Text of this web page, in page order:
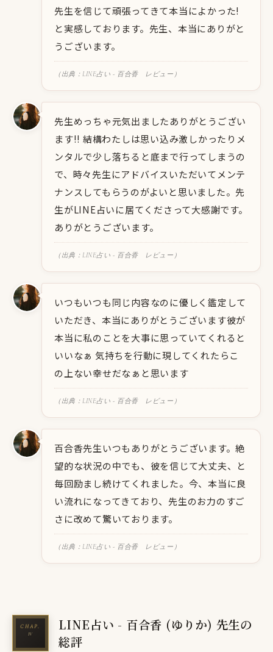
先生を信じて頑張ってきて本当によかった!
と実感しております。先生、本当にありがと
うございます。
（出典：LINE占い - 百合香 レビュー）
先生めっちゃ元気出ましたありがとうござい
ます!! 結構わたしは思い込み激しかったりメ
ンタルで少し落ちると底まで行ってしまうの
で、時々先生にアドバイスいただいてメンテ
ナンスしてもらうのがよいと思いました。先
生がLINE占いに居てくださって大感謝です。
ありがとうございます。
（出典：LINE占い - 百合香 レビュー）
いつもいつも同じ内容なのに優しく鑑定して
いただき、本当にありがとうございます彼が
本当に私のことを大事に思っていてくれると
いいなぁ 気持ちを行動に現してくれたらこ
の上ない幸せだなぁと思います
（出典：LINE占い - 百合香 レビュー）
百合香先生いつもありがとうございます。絶
望的な状況の中でも、彼を信じて大丈夫、と
毎回励まし続けてくれました。今、本当に良
い流れになってきており、先生のお力のすご
さに改めて驚いております。
（出典：LINE占い - 百合香 レビュー）
LINE占い - 百合香 (ゆりか) 先生の
総評